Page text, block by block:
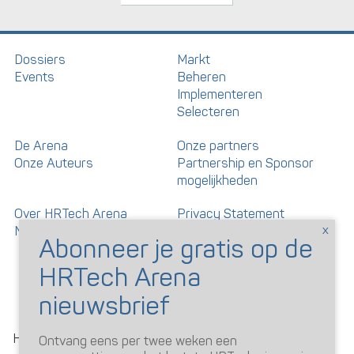
Dossiers
Events
Markt
Beheren
Implementeren
Selecteren
De Arena
Onze Auteurs
Onze partners
Partnership en Sponsor
mogelijkheden
Over HRTech Arena
Nieuwsbrief
Privacy Statement
Gedragscode artikelen en
reacties
HRTechArena 2026
Ontvang eens per twee weken een